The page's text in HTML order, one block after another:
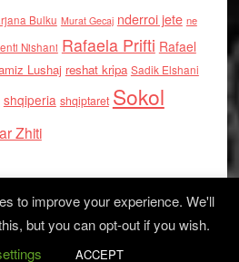
Bulku Murat Gecaj nderroi jete ne
Nishani Rafaela Prifti Rafael
Lushaj reshat kripa Sadik Elshani
shqiperia shqiptaret Sokol
Zhiti
Log in
to improve your experience. We'll
but you can opt-out if you wish.
ACCEPT